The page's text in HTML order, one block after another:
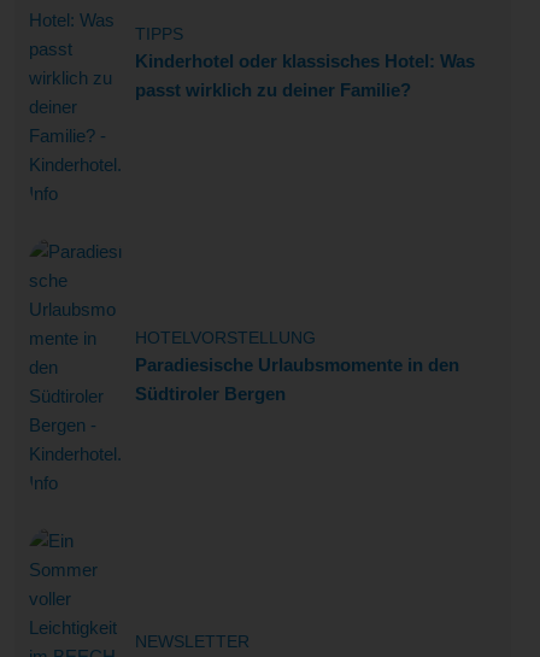
TIPPS
Kinderhotel oder klassisches Hotel: Was
passt wirklich zu deiner Familie?
HOTELVORSTELLUNG
Paradiesische Urlaubsmomente in den
Südtiroler Bergen
NEWSLETTER